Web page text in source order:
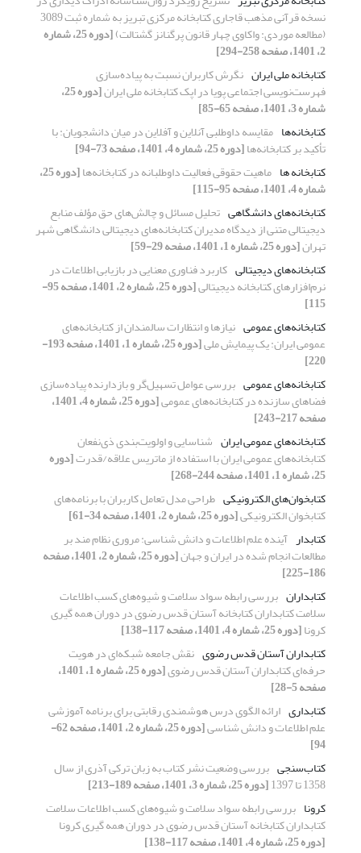
نسخه قرآنی مذهب قاجاری کتابخانه مرکزی تبریز به شماره ثبت 3089
(مطالعه موردی: واکاوی چهار قانون پرگنانز گشتالت) [دوره 25، شماره
2، 1401، صفحه 258-294]
کتابخانه ملی ایران نگرش کاربران نسبت به پیاده‌سازی
فهرست‌نویسی اجتماعی پویا در اپک کتابخانه ملی ایران [دوره 25،
شماره 3، 1401، صفحه 65-85]
کتابخانه‌ها مقایسه داوطلبی آنلاین و آفلاین در میان دانشجویان: با
تأکید بر کتابخانه‌ها[دوره 25، شماره 4، 1401، صفحه 73-94]
کتابخانه ها ماهیت حقوقی فعالیت داوطلبانه در کتابخانه‌ها [دوره 25،
شماره 4، 1401، صفحه 95-115]
کتابخانه‌‏های دانشگاهی تحلیل مسائل و چالش‌های حق ‏‌مؤلف منابع
دیجیتالی متنی از دیدگاه مدیران کتابخانه‌های دیجیتالی دانشگاهی شهر
تهران[دوره 25، شماره 1، 1401، صفحه 29-59]
کتابخانه‌های دیجیتالی کاربرد فناوری معنایی در بازیابی اطلاعات در
نرم‌افزارهای کتابخانه دیجیتالی [دوره 25، شماره 2، 1401، صفحه 95-
115]
کتابخانه‌های عمومی نیازها و انتظارات سالمندان از کتابخانه‌های
عمومی ایران: یک پیمایش ملی [دوره 25، شماره 1، 1401، صفحه 193-
220]
کتابخانه‌های عمومی بررسی عوامل تسهیل‌گر و بازدارنده پیاده‌سازی
فضاهای سازنده در کتابخانه‌های عمومی [دوره 25، شماره 4، 1401،
صفحه 217-243]
کتابخانه‌های عمومی ایران شناسایی و اولویت‌بندی ذی‌نفعان
کتابخانه‌های عمومی ایران با استفاده از ماتریس علاقه/قدرت[دوره
25، شماره 1، 1401، صفحه 244-268]
کتابخوان‌های الکترونیکی طراحی مدل تعامل کاربران با برنامه‌های
کتابخوان الکترونیکی[دوره 25، شماره 2، 1401، صفحه 34-61]
کتابدار آینده علم اطلاعات و دانش شناسی: مروری نظام مند بر
مطالعات انجام شده در ایران و جهان [دوره 25، شماره 2، 1401، صفحه
186-225]
کتابداران بررسی رابطه سواد سلامت و شیو‌ه‌های کسب اطلاعات
سلامت کتابداران کتابخانه آستان قدس رضوی در دوران همه گیری
کرونا[دوره 25، شماره 4، 1401، صفحه 117-138]
کتابداران آستان قدس رضوی نقش جامعه شبکه‌ای در هویت
حرفه‌ای کتابداران آستان قدس رضوی [دوره 25، شماره 1، 1401،
صفحه 5-28]
کتابداری ارائه الگوی درس هوشمندی رقابتی برای برنامه آموزشی
علم اطلاعات و دانش شناسی [دوره 25، شماره 2، 1401، صفحه 62-
94]
کتاب‌سنجی بررسی وضعیت نشر کتاب به زبان ترکی آذری از سال
1358 تا 1397
[دوره 25، شماره 3، 1401، صفحه 189-213]
کرونا بررسی رابطه سواد سلامت و شیو‌ه‌های کسب اطلاعات سلامت
کتابداران کتابخانه آستان قدس رضوی در دوران همه گیری کرونا
[دوره 25، شماره 4، 1401، صفحه 117-138]